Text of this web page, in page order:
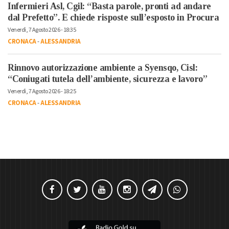
Infermieri Asl, Cgil: “Basta parole, pronti ad andare
dal Prefetto”. E chiede risposte sull’esposto in Procura
Venerdì, 7 Agosto 2026 - 18:35
CRONACA-ALESSANDRIA
Rinnovo autorizzazione ambiente a Syensqo, Cisl:
“Coniugati tutela dell’ambiente, sicurezza e lavoro”
Venerdì, 7 Agosto 2026 - 18:25
CRONACA-ALESSANDRIA